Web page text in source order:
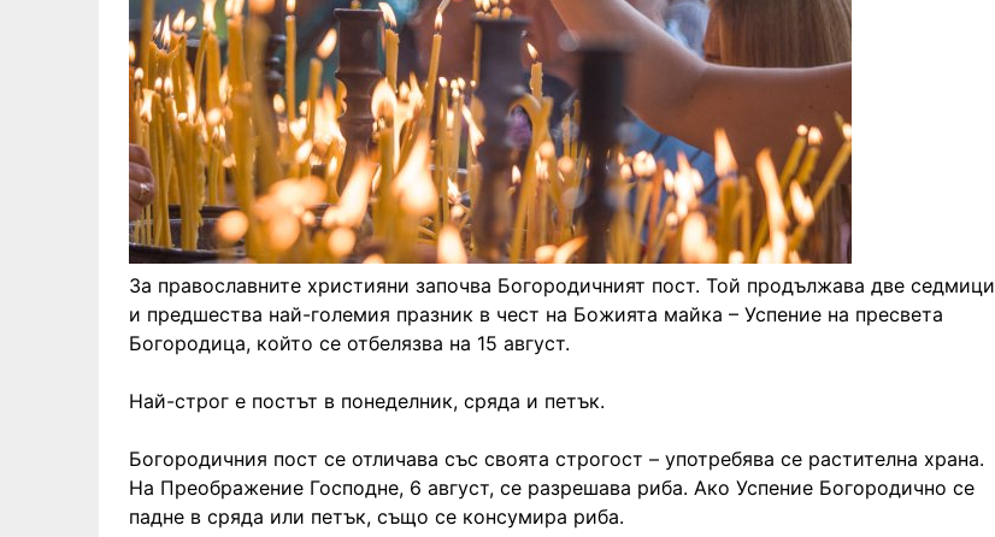
За православните християни започва Богородичният пост. Той продължава две седмици
и предшества най-големия празник в чест на Божията майка – Успение на пресвета
Богородица, който се отбелязва на 15 август.
Най-строг е постът в понеделник, сряда и петък.
Богородичния пост се отличава със своята строгост – употребява се растителна храна.
На Преображение Господне, 6 август, се разрешава риба. Ако Успение Богородично се
падне в сряда или петък, също се консумира риба.